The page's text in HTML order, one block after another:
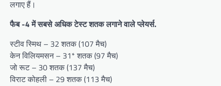
लगाए हैं।
फैब -4 में सबसे अधिक टेस्ट शतक लगाने वाले प्लेयर्स.
स्टीव स्मिथ – 32 शतक (107 मैच)
केन विलियमसन – 31* शतक (97 मैच)
जो रूट – 30 शतक (137 मैच)
विराट कोहली – 29 शतक (113 मैच)